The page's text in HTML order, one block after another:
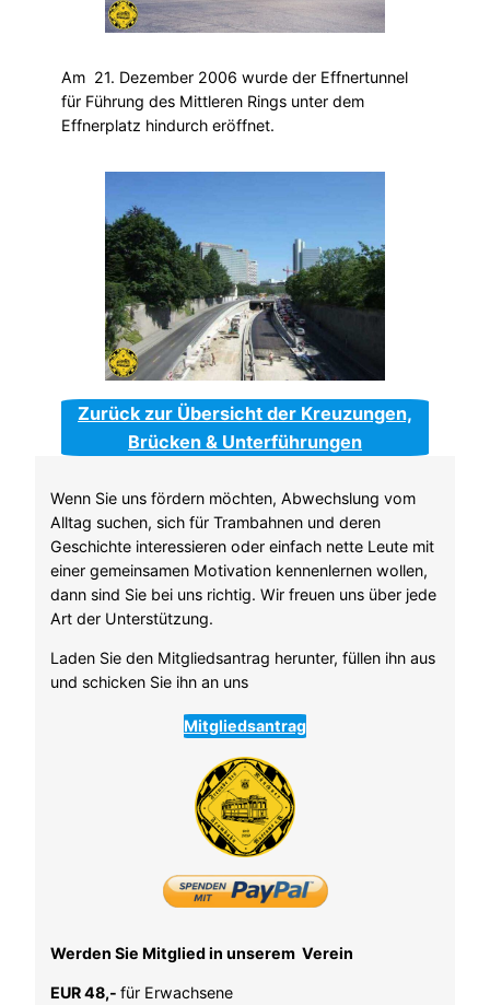
Am 21. Dezember 2006 wurde der Effnertunnel
für Führung des Mittleren Rings unter dem
Effnerplatz hindurch eröffnet.
Zurück zur Übersicht der Kreuzungen,
Brücken & Unterführungen
Wenn Sie uns fördern möchten, Abwechslung vom
Alltag suchen, sich für Trambahnen und deren
Geschichte interessieren oder einfach nette Leute mit
einer gemeinsamen Motivation kennenlernen wollen,
dann sind Sie bei uns richtig. Wir freuen uns über jede
Art der Unterstützung.
Laden Sie den Mitgliedsantrag herunter, füllen ihn aus
und schicken Sie ihn an uns
Mitgliedsantrag
Werden Sie Mitglied in unserem Verein
EUR 48,- für Erwachsene